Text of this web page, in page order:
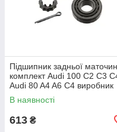
Підшипник задньої
комплект Audi 100 C2 C3
Audi 80 A4 A6 C4 виробник
FAG
В наявності
613 ₴